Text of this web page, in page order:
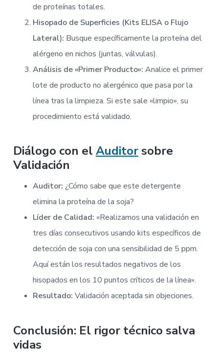
de proteínas totales.
Hisopado de Superficies (Kits ELISA o Flujo
Lateral): Busque específicamente la proteína del
alérgeno en nichos (juntas, válvulas).
Análisis de «Primer Producto»: Analice el primer
lote de producto no alergénico que pasa por la
línea tras la limpieza. Si este sale «limpio», su
procedimiento está validado.
Diálogo con el Auditorsobre
Validación
Auditor: ¿Cómo sabe que este detergente
elimina la proteína de la soja?
Líder de Calidad: «Realizamos una validación en
tres días consecutivos usando kits específicos de
detección de soja con una sensibilidad de 5 ppm.
Aquí están los resultados negativos de los
hisopados en los 10 puntos críticos de la línea».
Resultado: Validación aceptada sin objeciones.
Conclusión: El rigor técnico salva
vidas